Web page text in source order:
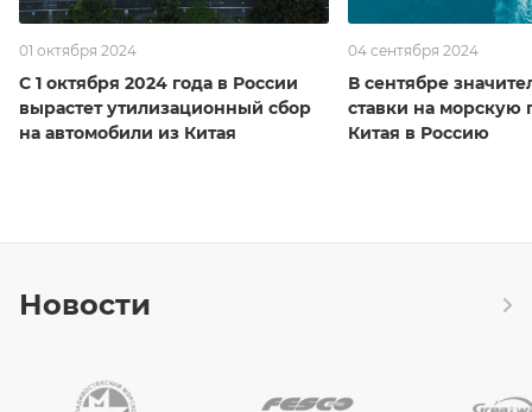
01 октября 2024
С 1 октября 2024 года в России
вырастет утилизационный сбор
на автомобили из Китая
04 сентября 2024
В сентябре
ставки на морскую
Китая в Россию
Новости